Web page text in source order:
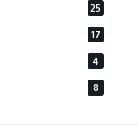
25
17
4
8